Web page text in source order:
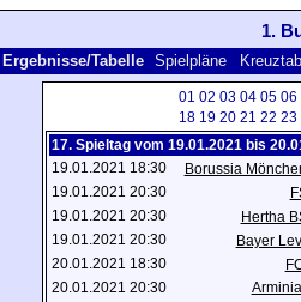
1.
Ergebnisse/Tabelle Spielpläne
01 02 03 04 05 06
18 19 20 21 22 23
17. Spieltag vom 19.01.2021 bis
19.01.2021 18:30
Borussia
19.01.2021 20:30
19.01.2021 20:30
Hertha
19.01.2021 20:30
Bayer
20.01.2021 18:30
20.01.2021 20:30